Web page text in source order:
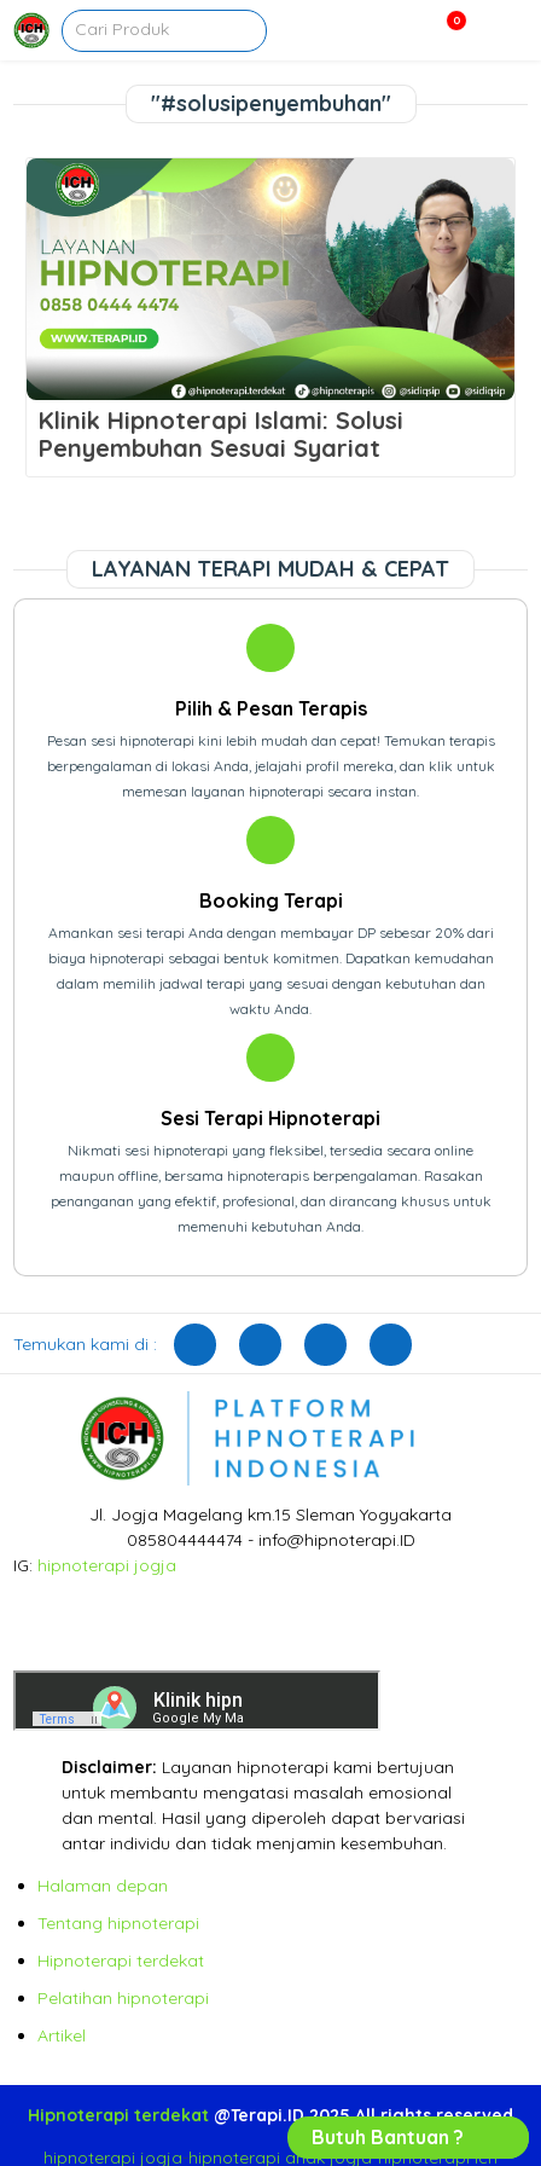
0
"#solusipenyembuhan"
Klinik Hipnoterapi Islami: Solusi
Penyembuhan Sesuai Syariat
LAYANAN TERAPI MUDAH & CEPAT
Pilih & Pesan Terapis
Pesan sesi hipnoterapi kini lebih mudah dan cepat! Temukan terapis
berpengalaman di lokasi Anda, jelajahi profil mereka, dan klik untuk
memesan layanan hipnoterapi secara instan.
Booking Terapi
Amankan sesi terapi Anda dengan membayar DP sebesar 20% dari
biaya hipnoterapi sebagai bentuk komitmen. Dapatkan kemudahan
dalam memilih jadwal terapi yang sesuai dengan kebutuhan dan
waktu Anda.
Sesi Terapi Hipnoterapi
Nikmati sesi hipnoterapi yang fleksibel, tersedia secara online
maupun offline, bersama hipnoterapis berpengalaman. Rasakan
penanganan yang efektif, profesional, dan dirancang khusus untuk
memenuhi kebutuhan Anda.
Temukan kami di :
Jl. Jogja Magelang km.15 Sleman Yogyakarta
085804444474 - info@hipnoterapi.ID
IG: hipnoterapi jogja
Disclaimer: Layanan hipnoterapi kami bertujuan
untuk membantu mengatasi masalah emosional
dan mental. Hasil yang diperoleh dapat bervariasi
antar individu dan tidak menjamin kesembuhan.
Halaman depan
Tentang hipnoterapi
Hipnoterapi terdekat
Pelatihan hipnoterapi
Artikel
Hipnoterapi terdekat @Terapi.ID 2025 All rights reserved
hipnoterapi jogja-hipnoterapi anak jogja-hipnoterapi ich
Butuh Bantuan ?